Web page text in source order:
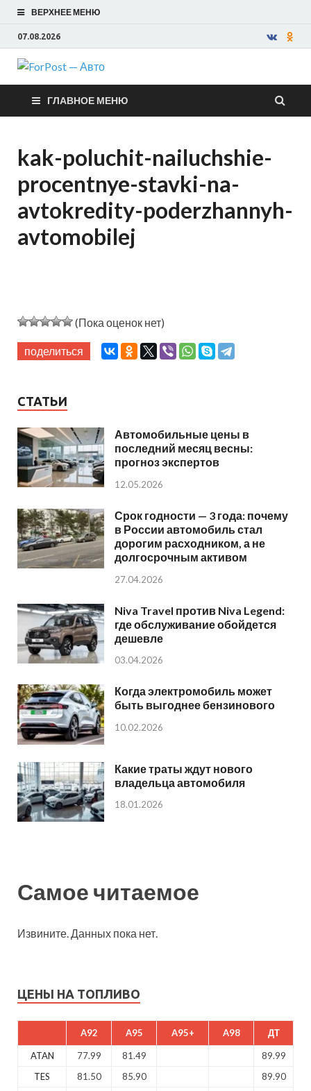
ВЕРХНЕЕ МЕНЮ
07.08.2026
ForPost —
Авто
ГЛАВНОЕ МЕНЮ
kak-poluchit-nailuchshie-
procentnye-stavki-na-
avtokredity-poderzhannyh-
avtomobilej
(Пока оценок нет)
поделиться
СТАТЬИ
Автомобильные цены в
последний месяц весны:
прогноз экспертов
12.05.2026
Срок годности — 3 года: почему
в России автомобиль стал
дорогим расходником, а не
долгосрочным активом
27.04.2026
Niva Travel против Niva Legend:
где обслуживание обойдется
дешевле
03.04.2026
Когда электромобиль может
быть выгоднее бензинового
10.02.2026
Какие траты ждут нового
владельца автомобиля
18.01.2026
Самое читаемое
Извините. Данных пока нет.
ЦЕНЫ НА ТОПЛИВО
A92 A95 A95+ A98 ДТ
ATAN 77.99 81.49
89.99
TES
81.50 85.90
89.90